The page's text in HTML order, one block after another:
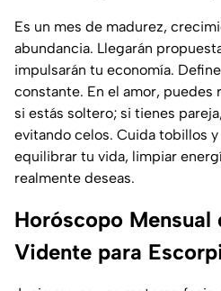
Es un mes de madurez,
abundancia. Llegarán
impulsarán tu economía.
constante. En el amor,
si estás soltero; si tienes
evitando celos. Cuida tobillos
equilibrar tu vida, limpiar
realmente deseas.
Horóscopo Mensual
Vidente para